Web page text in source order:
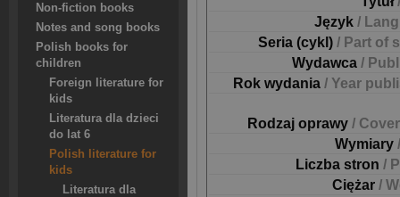
Non-fiction books
Notes and song books
Polish books for
children
Foreign literature for
kids
Literatura dla dzieci
do lat 6
Polish literature for
kids
Literatura dla
Język /
Seria (cykl) / Part of
Wydawca /
Rok wydania / Year
Rodzaj oprawy /
Wymiary
Liczba stron /
Ciężar /